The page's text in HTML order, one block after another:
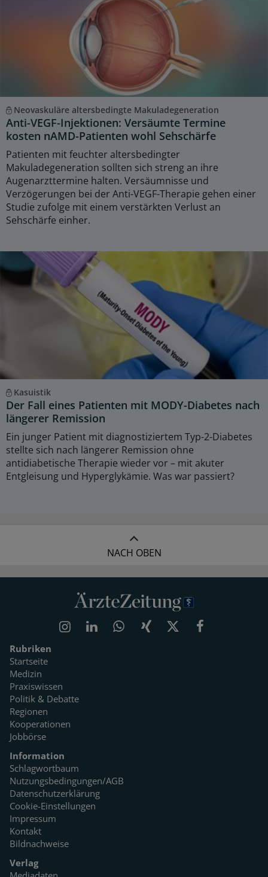
Neovaskuläre altersbedingte Makuladegeneration
Anti-VEGF-Injektionen: Versäumte Termine
kosten nAMD-Patienten wohl Sehschärfe
Patienten mit feuchter altersbedingter
Makuladegeneration sollten sich streng an ihre
Augenarzttermine halten. Versäumnisse und
Verzögerungen bei der Anti-VEGF-Therapie gehen einer
Studie zufolge mit einem verstärkten Verlust an
Sehschärfe einher.
Kasuistik
Der Fall eines Patienten mit MODY-Diabetes nach
längerer Remission
Ein junger Patient mit diagnostiziertem Typ-2-Diabetes
stellte sich nach längerer Remission ohne
antidiabetische Therapie wieder vor – mit akuter
Entgleisung und Hyperglykämie. Was war passiert?
NACH OBEN
Rubriken
Startseite
Medizin
Praxiswissen
Politik & Debatte
Regionen
Kooperationen
Jobbörse
Information
Schlagwortbaum
Nutzungsbedingungen/AGB
Datenschutzerklärung
Cookie-Einstellungen
Impressum
Kontakt
Bildnachweise
Verlag